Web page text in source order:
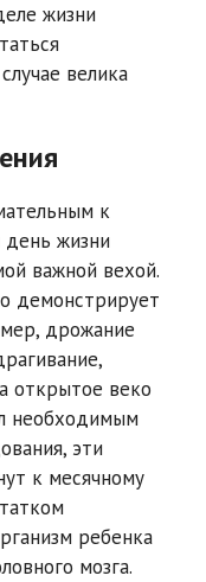
жизни
велика
к
жизни
важной вехой.
демонстрирует
дрожание
открытое веко
необходимым
эти
к месячному
ребенка
мозга.